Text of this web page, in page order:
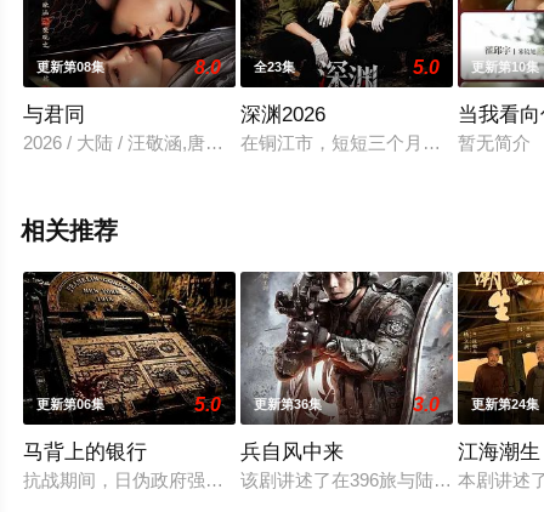
更新第08集 8.0
与君同
2026 / 大陆 / 汪敬涵,唐比德,段同舟,李宥呈
全23集 5.0
深渊2026
在铜江市，短短三个月内连续爆发了
更新第10集
当我看
暂无简介
相关推荐
更新第06集 5.0
马背上的银行
抗战期间，日伪政府强行推广、使用由“中国准备银行”发行的伪
更新第36集 3.0
兵自风中来
该剧讲述了在396旅与陆军步兵学院
更新第24集
江海潮生
本剧讲述